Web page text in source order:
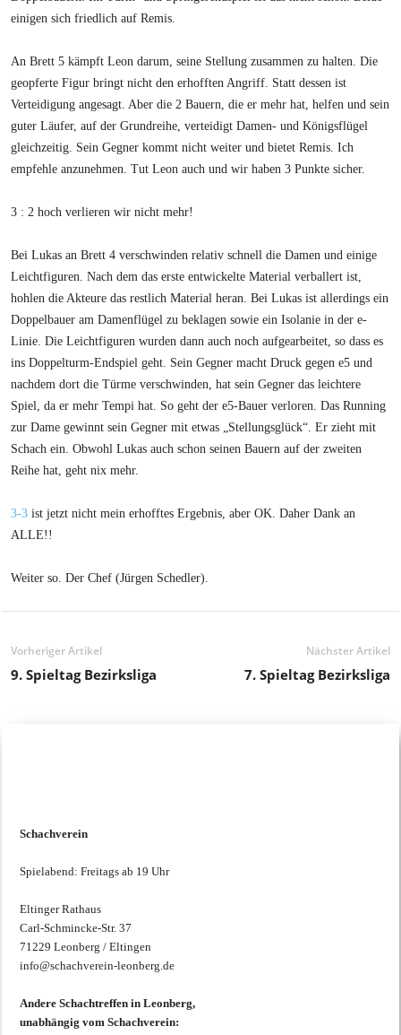
einigen sich friedlich auf Remis.
An Brett 5 kämpft Leon darum, seine Stellung zusammen zu halten. Die
geopferte Figur bringt nicht den erhofften Angriff. Statt dessen ist
Verteidigung angesagt. Aber die 2 Bauern, die er mehr hat, helfen und sein
guter Läufer, auf der Grundreihe, verteidigt Damen- und Königsflügel
gleichzeitig. Sein Gegner kommt nicht weiter und bietet Remis. Ich
empfehle anzunehmen. Tut Leon auch und wir haben 3 Punkte sicher.
3 : 2 hoch verlieren wir nicht mehr!
Bei Lukas an Brett 4 verschwinden relativ schnell die Damen und einige
Leichtfiguren. Nach dem das erste entwickelte Material verballert ist,
hohlen die Akteure das restlich Material heran. Bei Lukas ist allerdings ein
Doppelbauer am Damenflügel zu beklagen sowie ein Isolanie in der e-
Linie. Die Leichtfiguren wurden dann auch noch aufgearbeitet, so dass es
ins Doppelturm-Endspiel geht. Sein Gegner macht Druck gegen e5 und
nachdem dort die Türme verschwinden, hat sein Gegner das leichtere
Spiel, da er mehr Tempi hat. So geht der e5-Bauer verloren. Das Running
zur Dame gewinnt sein Gegner mit etwas „Stellungsglück“. Er zieht mit
Schach ein. Obwohl Lukas auch schon seinen Bauern auf der zweiten
Reihe hat, geht nix mehr.
3-3 ist jetzt nicht mein erhofftes Ergebnis, aber OK. Daher Dank an
ALLE!!
Weiter so. Der Chef (Jürgen Schedler).
Vorheriger Artikel
9. Spieltag Bezirksliga
Nächster Artikel
7. Spieltag Bezirksliga
Schachverein
Spielabend: Freitags ab 19 Uhr
Eltinger Rathaus
Carl-Schmincke-Str. 37
71229 Leonberg / Eltingen
info@schachverein-leonberg.de
Andere Schachtreffen in Leonberg,
unabhängig vom Schachverein: